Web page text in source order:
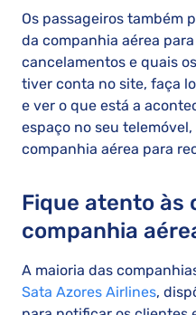
Os passageiros também
da companhia aérea
cancelamentos e quais
tiver conta no site, faça
e ver o que está a
espaço no seu
companhia aérea para
Fique atento às
companhia
A maioria das
Sata Azores Airlines,